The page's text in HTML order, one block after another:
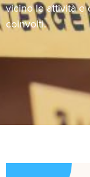
vicino le attività e
coinvolti.